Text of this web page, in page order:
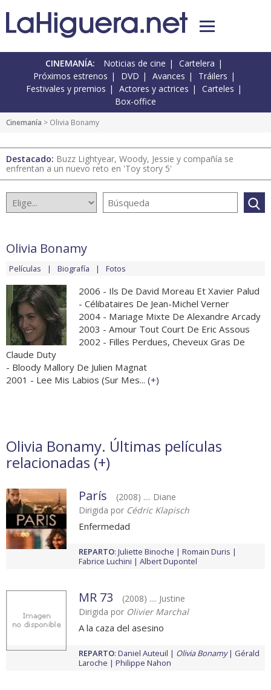
CINEMANÍA: Noticias de cine
Cartelera
Próximos estrenos
DVD Avances
Tráilers
Festivales y premios
Actores y actrices
Carteles
Box-office
Cinemanía > Olivia Bonamy
Destacado: Buzz Lightyear, Woody, Jessie y compañía se
enfrentan a un nuevo reto en 'Toy story 5'
Olivia Bonamy
Películas Biografía Fotos
2006 - Ils De David Moreau Et Xavier Palud
- Célibataires De Jean-Michel Verner
2004 - Mariage Mixte De Alexandre Arcady
2003 - Amour Tout Court De Eric Assous
2002 - Filles Perdues, Cheveux Gras De
Claude Duty
- Bloody Mallory De Julien Magnat
2001 - Lee Mis Labios (Sur Mes... (+)
Olivia Bonamy. Últimas películas
relacionadas (+)
París
(2008) .... Diane
Dirigida por Cédric Klapisch
Enfermedad
REPARTO: Juliette Binoche
Romain Duris
Fabrice Luchini
Albert Dupontel
MR 73
(2008) .... Justine
Dirigida por Olivier Marchal
A la caza del asesino
REPARTO: Daniel Auteuil Olivia Bonamy
Gérald
Laroche
Philippe Nahon